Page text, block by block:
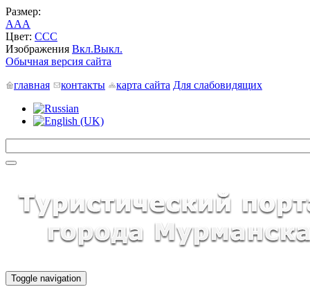
Размер:
AAA
Цвет: CCC
Изображения Вкл.Выкл.
Обычная версия сайта
главная
контакты карта сайта Для слабовидящих
Toggle navigation